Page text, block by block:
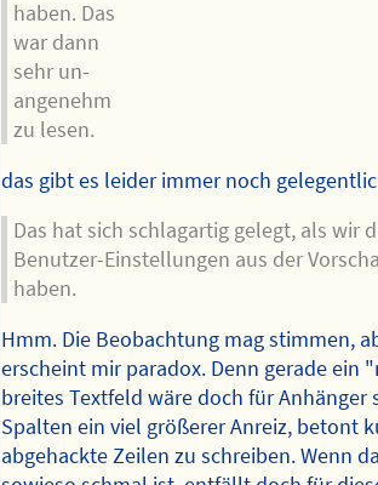
haben. Das
war dann
sehr un-
angenehm
zu lesen.
das gibt es leider immer noch
Das hat sich schlagartig gelegt, als wir
Benutzer-Einstellungen aus der
haben.
Hmm. Die Beobachtung mag stimmen,
erscheint mir paradox. Denn gerade ein
breites Textfeld wäre doch für Anhänger
Spalten ein viel größerer Anreiz, betont
abgehackte Zeilen zu schreiben. Wenn